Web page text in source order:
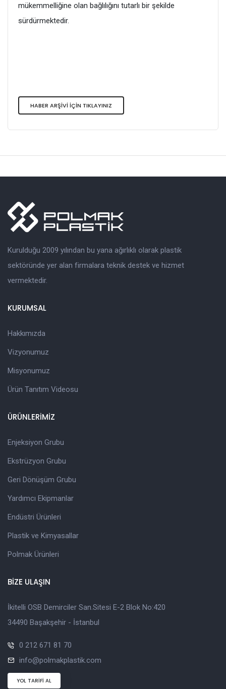
mükemmelliğine olan bağlılığını tutarlı bir şekilde
sürdürmektedir.
HABER ARŞİVİ İÇİN TIKLAYINIZ
Kurulduğu 2009 yılından bu yana ağırlıklı olarak plastik
sektöründe yer alan firmalara teknik destek ve hizmet
vermektedir.
KURUMSAL
Hakkımızda
Vizyonumuz
Misyonumuz
Ürün Tanıtım Videosu
ÜRÜNLERİMİZ
Enjeksiyon Grubu
Ekstrüzyon Grubu
Geri Dönüşüm Grubu
Yardımcı Ekipmanlar
Endüstri Ürünleri
Plastik ve Kimyasallar
Polmak Ürünleri
BİZE ULAŞIN
İkitelli OSB Demirciler San.Sitesi E-2 Blok No:420
34490 Başakşehir - İstanbul
0 212 671 81 70
info@polmakplastik.com
YOL TARİFİ AL